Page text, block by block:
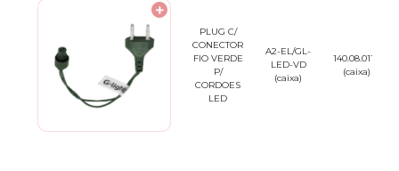
PLUG C/
CONECTOR
FIO VERDE
P/
CORDOES
LED
A2-EL/GL-
LED-VD
(caixa)
140.08.0116
(caixa)